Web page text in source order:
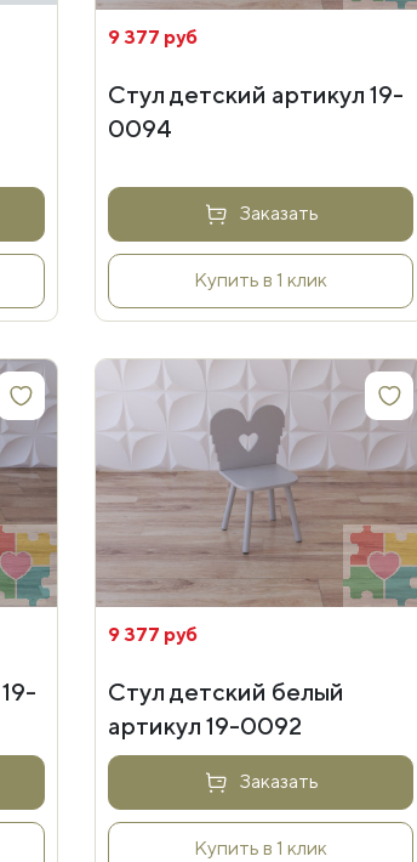
9 377 руб
Стул детский артикул 19-
0094
Заказать
Купить в 1 клик
9 377 руб
Стул детский белый
артикул 19-0092
Заказать
Купить в 1 клик